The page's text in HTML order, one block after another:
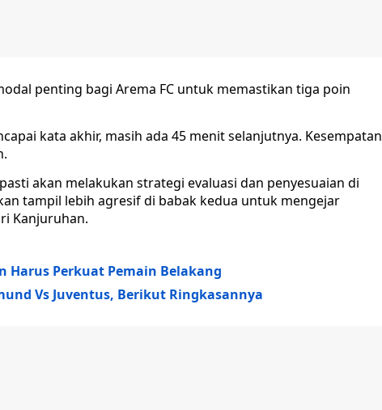
penting bagi Arema FC untuk memastikan tiga poin
kata akhir, masih ada 45 menit selanjutnya. Kesempatan
akan melakukan strategi evaluasi dan penyesuaian di
tampil lebih agresif di babak kedua untuk mengejar
Kanjuruhan.
Harus Perkuat Pemain Belakang
Vs Juventus, Berikut Ringkasannya